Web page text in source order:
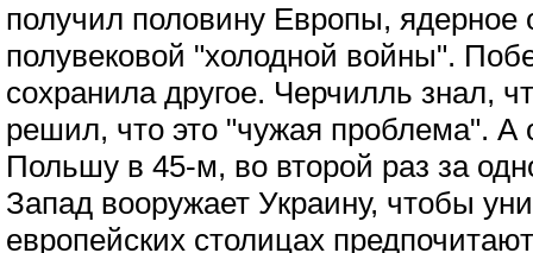
получил половину Европы, ядерное
полувековой "холодной войны".
сохранила другое. Черчилль знал,
решил, что это "чужая проблема". А
Польшу в 45-м, во второй раз за
Запад вооружает Украину, чтобы
европейских столицах